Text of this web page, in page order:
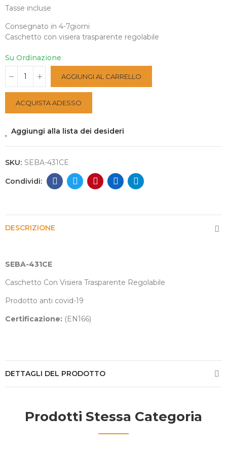
Tasse incluse
Consegnato in 4-7giorni
Caschetto con visiera trasparente regolabile
Su Ordinazione
AGGIUNGI AL CARRELLO
ACQUISTA ADESSO
Aggiungi alla lista dei desideri
SKU: SEBA-431CE
DESCRIZIONE
SEBA-431CE
Caschetto Con Visiera Trasparente Regolabile
Prodotto anti covid-19
Certificazione: (EN166)
DETTAGLI DEL PRODOTTO
Prodotti Stessa Categoria